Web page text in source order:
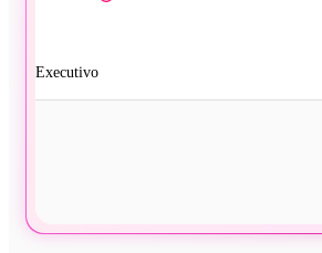
Executivo